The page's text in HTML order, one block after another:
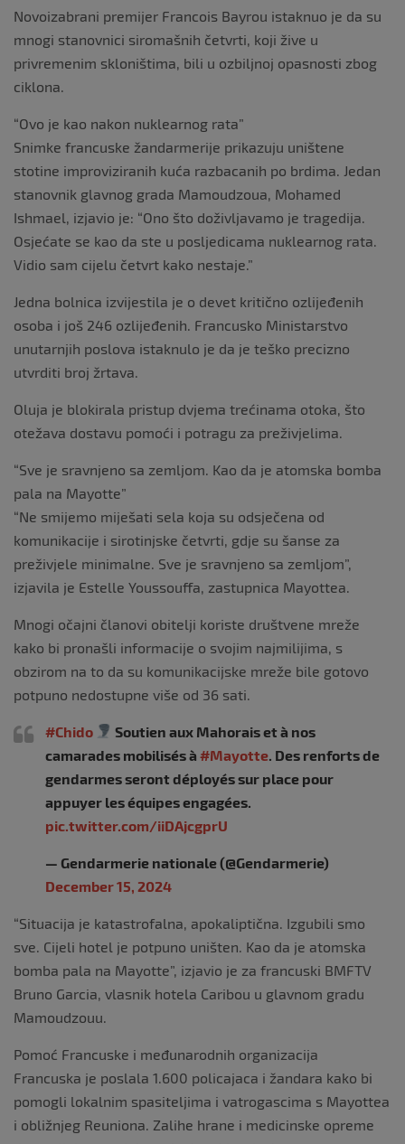
Novoizabrani premijer Francois Bayrou istaknuo je da su
mnogi stanovnici siromašnih četvrti, koji žive u
privremenim skloništima, bili u ozbiljnoj opasnosti zbog
ciklona.
“Ovo je kao nakon nuklearnog rata”
Snimke francuske žandarmerije prikazuju uništene
stotine improviziranih kuća razbacanih po brdima. Jedan
stanovnik glavnog grada Mamoudzoua, Mohamed
Ishmael, izjavio je: “Ono što doživljavamo je tragedija.
Osjećate se kao da ste u posljedicama nuklearnog rata.
Vidio sam cijelu četvrt kako nestaje.”
Jedna bolnica izvijestila je o devet kritično ozlijeđenih
osoba i još 246 ozlijeđenih. Francusko Ministarstvo
unutarnjih poslova istaknulo je da je teško precizno
utvrditi broj žrtava.
Oluja je blokirala pristup dvjema trećinama otoka, što
otežava dostavu pomoći i potragu za preživjelima.
“Sve je sravnjeno sa zemljom. Kao da je atomska bomba
pala na Mayotte”
“Ne smijemo miješati sela koja su odsječena od
komunikacije i sirotinjske četvrti, gdje su šanse za
preživjele minimalne. Sve je sravnjeno sa zemljom”,
izjavila je Estelle Youssouffa, zastupnica Mayottea.
Mnogi očajni članovi obitelji koriste društvene mreže
kako bi pronašli informacije o svojim najmilijima, s
obzirom na to da su komunikacijske mreže bile gotovo
potpuno nedostupne više od 36 sati.
#Chido
Soutien aux Mahorais et à nos
camarades mobilisés à #Mayotte . Des renforts de
gendarmes seront déployés sur place pour
appuyer les équipes engagées.
pic.twitter.com/iiDAjcgprU
— Gendarmerie nationale (@Gendarmerie)
December 15, 2024
“Situacija je katastrofalna, apokaliptična. Izgubili smo
sve. Cijeli hotel je potpuno uništen. Kao da je atomska
bomba pala na Mayotte”, izjavio je za francuski BMFTV
Bruno Garcia, vlasnik hotela Caribou u glavnom gradu
Mamoudzouu.
Pomoć Francuske i međunarodnih organizacija
Francuska je poslala 1.600 policajaca i žandara kako bi
pomogli lokalnim spasiteljima i vatrogascima s Mayottea
i obližnjeg Reuniona. Zalihe hrane i medicinske opreme